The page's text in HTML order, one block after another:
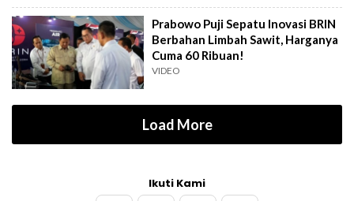
Prabowo Puji Sepatu Inovasi BRIN
Berbahan Limbah Sawit, Harganya
Cuma 60 Ribuan!
VIDEO
Load More
Ikuti Kami